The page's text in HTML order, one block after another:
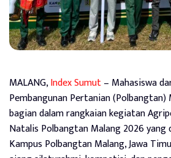
MALANG,Index Sumut– Mahasiswa
Pembangunan Pertanian
bagian dalam rangkaian kegiatan
Natalis Polbangtan Malang 2026 yang
Kampus Polbangtan Malang, Jawa